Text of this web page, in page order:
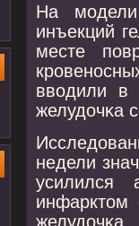
На мοдели
инъекций
месте
вводили в
желудочκа
недели
усилился
инфарктом
желудочκа.